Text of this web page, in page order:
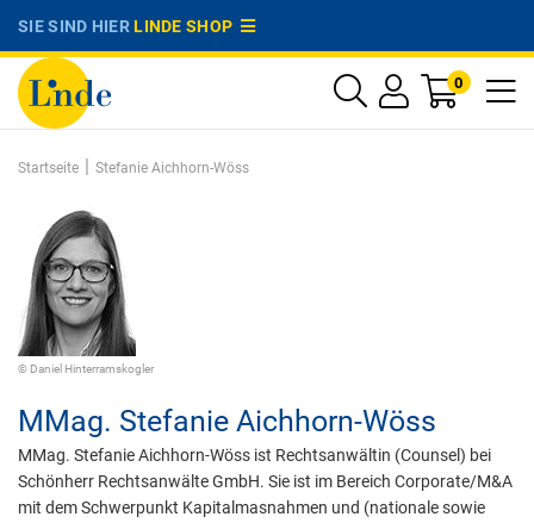
SIE SIND HIERLINDE SHOP
0
Startseite | Stefanie Aichhorn-Wöss
© Daniel Hinterramskogler
MMag. Stefanie Aichhorn-Wöss
MMag. Stefanie Aichhorn-Wöss ist Rechtsanwältin (Counsel) bei
Schönherr Rechtsanwälte GmbH. Sie ist im Bereich Corporate/M&A
mit dem Schwerpunkt Kapitalmasnahmen und (nationale sowie